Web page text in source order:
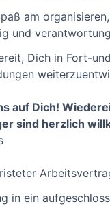
am
und
Dich in Fort-und
auf Dich!
sind herzlich
in ein